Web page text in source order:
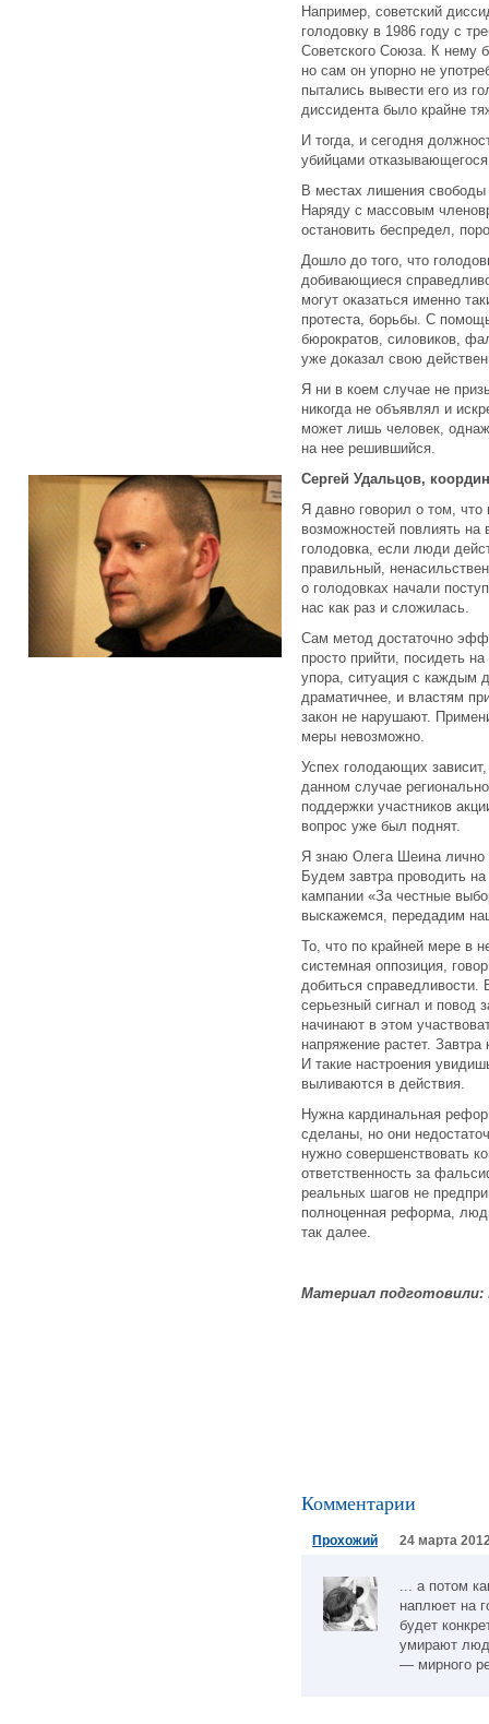
Например, советский
голодовку в 1986 году с
Советского Союза. К нему
но сам он упорно не
пытались вывести его из
диссидента было крайне
И тогда, и сегодня
убийцами
В местах лишения свободы
Наряду с массовым
остановить беспредел,
Дошло до того, что
добивающиеся
могут оказаться именно
протеста, борьбы. С
бюрократов, силовиков,
уже доказал свою
Я ни в коем случае не
никогда не объявлял и
может лишь человек,
на нее решившийся.
Сергей Удальцов,
Я давно говорил о том, что
возможностей повлиять на
голодовка, если люди
правильный,
о голодовках начали
нас как раз и сложилась.
Сам метод достаточно
просто прийти, посидеть
упора, ситуация с каждым
драматичнее, и властям
закон не нарушают.
меры невозможно.
Успех голодающих
данном случае
поддержки участников
вопрос уже был поднят.
Я знаю Олега Шеина лично
Будем завтра проводить
кампании «За честные
выскажемся, передадим
То, что по крайней мере в
системная оппозиция,
добиться
серьезный сигнал и повод
начинают в этом
напряжение растет. Завтра
И такие настроения
выливаются в действия.
Нужна кардинальная
сделаны, но они
нужно совершенствовать
ответственность за
реальных шагов не
полноценная реформа,
так далее.
Материал подготовили:
Комментарии
Прохожий 24 марта
... а потом
наплюет на
будет
умирают
— мирного